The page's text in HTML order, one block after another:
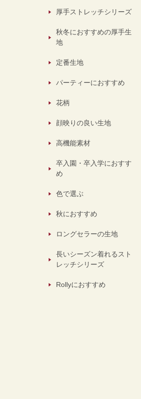
厚手ストレッチシリーズ
秋冬におすすめの厚手生
地
定番生地
パーティーにおすすめ
花柄
顔映りの良い生地
高機能素材
卒入園・卒入学におすす
め
色で選ぶ
秋におすすめ
ロングセラーの生地
長いシーズン着れるスト
レッチシリーズ
Rollyにおすすめ